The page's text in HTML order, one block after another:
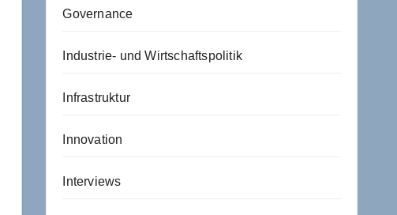
Governance
Industrie- und Wirtschaftspolitik
Infrastruktur
Innovation
Interviews